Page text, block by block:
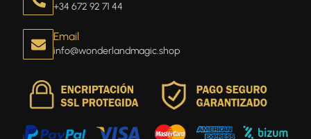
+34 672 92 71 44
Email
info@wonderlandmagic.shop